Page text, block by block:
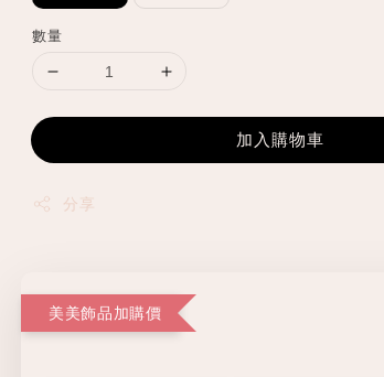
數量
加入購物車
分享
美美飾品加購價